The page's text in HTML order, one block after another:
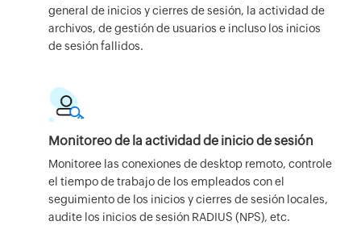
general de inicios y cierres de sesión, la actividad de
archivos, de gestión de usuarios e incluso los inicios
de sesión fallidos.
Monitoreo de la actividad de inicio de sesión
Monitoree las conexiones de desktop remoto, controle
el tiempo de trabajo de los empleados con el
seguimiento de los inicios y cierres de sesión locales,
audite los inicios de sesión RADIUS (NPS), etc.